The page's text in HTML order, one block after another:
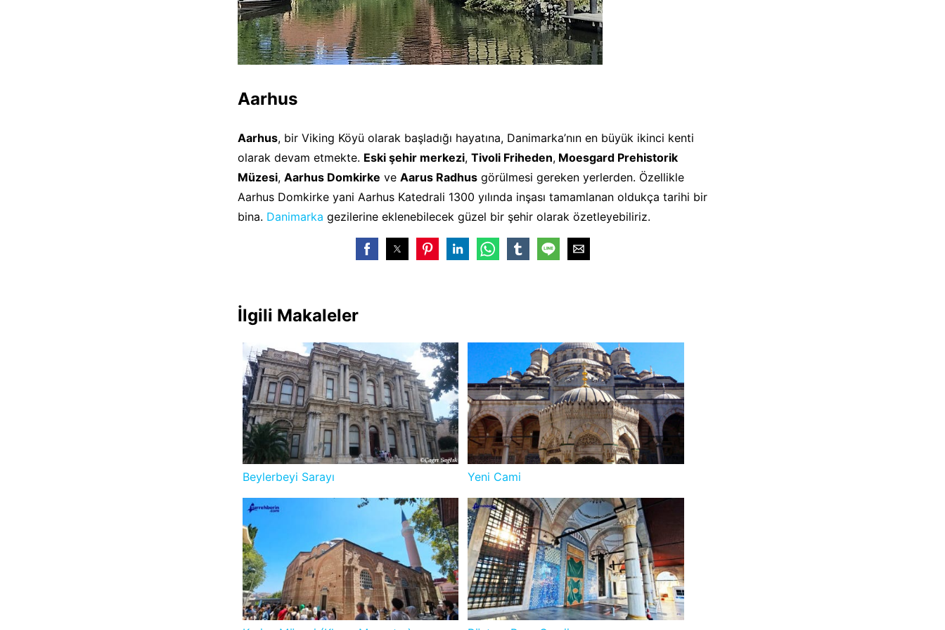
Aarhus
Aarhus, bir Viking Köyü olarak başladığı hayatına, Danimarka’nın en büyük ikinci kenti
olarak devam etmekte. Eski şehir merkezi, Tivoli Friheden, Moesgard Prehistorik
Müzesi, Aarhus Domkirke ve Aarus Radhus görülmesi gereken yerlerden. Özellikle
Aarhus Domkirke yani Aarhus Katedrali 1300 yılında inşası tamamlanan oldukça tarihi bir
bina. Danimarka gezilerine eklenebilecek güzel bir şehir olarak özetleyebiliriz.
İlgili Makaleler
Beylerbeyi Sarayı Yeni Cami